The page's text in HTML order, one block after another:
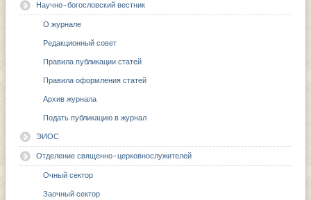
Научно-богословский вестник
О журнале
Редакционный совет
Правила публикации статей
Правила оформления статей
Архив журнала
Подать публикацию в журнал
ЭИОС
Отделение священно-церковнослужителей
Очный сектор
Заочный сектор